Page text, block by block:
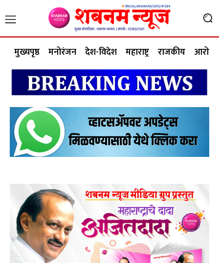
मुख्यपृष्ठ मनोरंजन देश-विदेश महाराष्ट्र राजकीय आरोग्य